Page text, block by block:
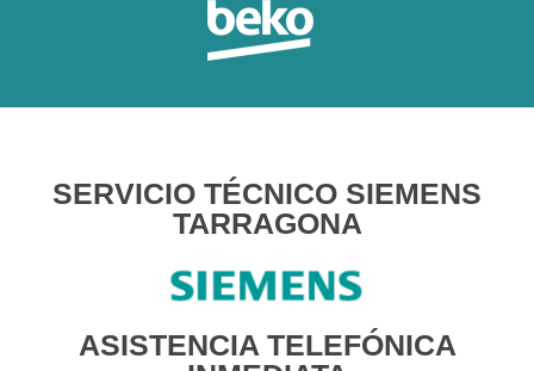
SERVICIO TÉCNICO SIEMENS
TARRAGONA
ASISTENCIA TELEFÓNICA